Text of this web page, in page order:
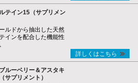
テイン15（サプリメン
ルドから抽出した天然
インを配合した機能性
詳しくはこちら
ルーベリー＆アスタキ
サプリメント）